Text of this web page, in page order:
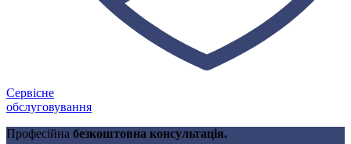
Сервісне
обслуговування
Професійна безкоштовна консультація.